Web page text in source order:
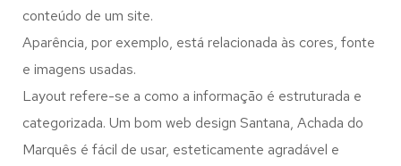
conteúdo de um site.
Aparência, por exemplo, está relacionada às cores, fonte
e imagens usadas.
Layout refere-se a como a informação é estruturada e
categorizada. Um bom web design Santana, Achada do
Marquês é fácil de usar, esteticamente agradável e